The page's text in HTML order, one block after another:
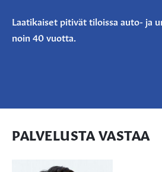
Laatikaiset pitivät tiloissa auto- ja
noin 40 vuotta.
PALVELUSTA VASTAA